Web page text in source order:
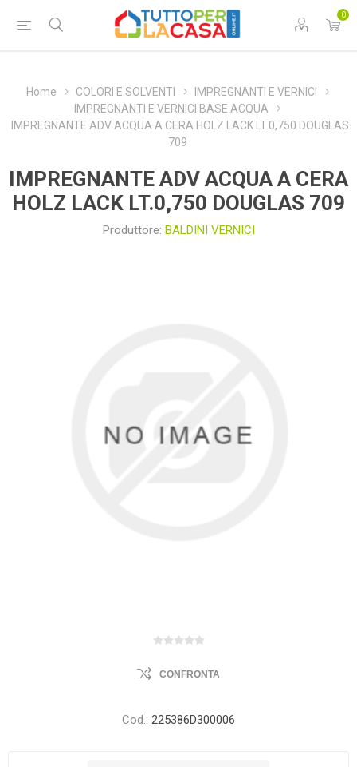
0
Home COLORI E SOLVENTI
IMPREGNANTI E VERNICI
IMPREGNANTI E VERNICI BASE ACQUA
IMPREGNANTE ADV ACQUA A CERA HOLZ LACK LT.0,750 DOUGLAS
709
IMPREGNANTE ADV ACQUA A CERA
HOLZ LACK LT.0,750 DOUGLAS 709
Produttore: BALDINI VERNICI
CONFRONTA
Cod.: 225386D300006